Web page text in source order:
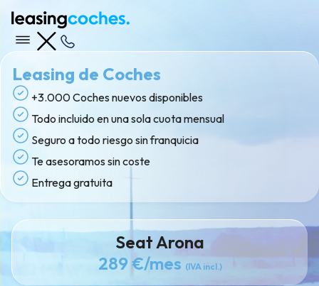
Leasing de Coches
+3.000 Coches nuevos disponibles
Todo incluido en una sola cuota mensual
Seguro a todo riesgo sin franquicia
Te asesoramos sin coste
Entrega gratuita
Seat Arona
289 €/mes (IVA incl.)